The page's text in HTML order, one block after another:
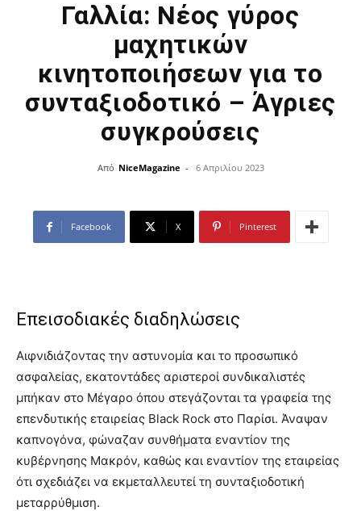
Γαλλία: Νέος γύρος
μαχητικών
κινητοποιήσεων για το
συνταξιοδοτικό – Άγριες
συγκρούσεις
Από NiceMagazine - 6 Απριλίου 2023
Facebook X Pinterest
Επεισοδιακές διαδηλώσεις
Αιφνιδιάζοντας την αστυνομία και το προσωπικό
ασφαλείας, εκατοντάδες αριστεροί συνδικαλιστές
μπήκαν στο Μέγαρο όπου στεγάζονται τα γραφεία της
επενδυτικής εταιρείας Black Rock στο Παρίσι. Άναψαν
καπνογόνα, φώναζαν συνθήματα εναντίον της
κυβέρνησης Μακρόν, καθώς και εναντίον της εταιρείας
ότι σχεδιάζει να εκμεταλλευτεί τη συνταξιοδοτική
μεταρρύθμιση.